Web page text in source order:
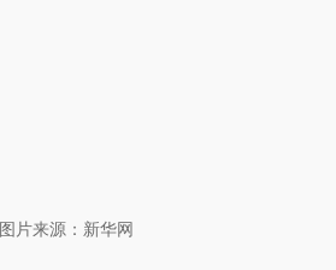
图片来源：新华网